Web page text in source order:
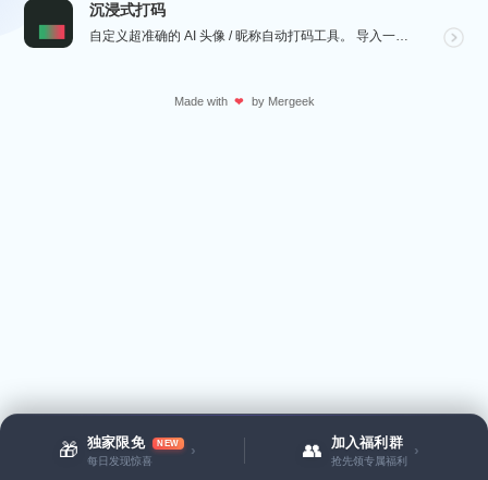
🎁 独家限免 NEW
每日发现惊喜
› 👥 加入福利群
抢先领专属福利
›
沉浸式打码
自定义超准确的 AI 头像 / 昵称自动打码工具。 导入一张微信聊天截图，或者抖音/小红书/微博评论...
Made with ❤ by Mergeek